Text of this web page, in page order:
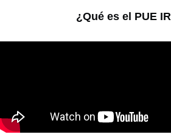
¿Qué es el PUE